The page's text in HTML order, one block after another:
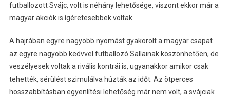
futballozott Svájc, volt is néhány lehetősége, viszont ekkor már a
magyar akciók is ígéretesebbek voltak.
A hajrában egyre nagyobb nyomást gyakorolt a magyar csapat
az egyre nagyobb kedvvel futballozó Sallainak köszönhetően, de
veszélyesek voltak a rivális kontrái is, ugyanakkor amikor csak
tehették, sérülést szimulálva húzták az időt. Az ötperces
hosszabbításban egyenlítési lehetőség már nem volt, a svájciak